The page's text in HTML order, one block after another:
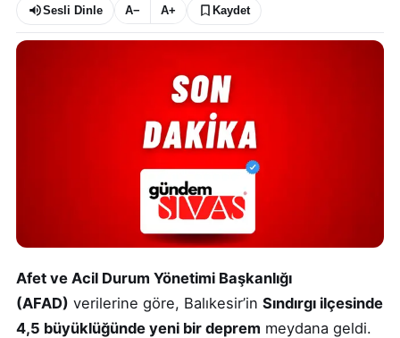
Sesli Dinle A− A+ Kaydet
Afet ve Acil Durum Yönetimi Başkanlığı
(AFAD) verilerine göre, Balıkesir’in Sındırgı ilçesinde
4,5 büyüklüğünde yeni bir deprem meydana geldi.